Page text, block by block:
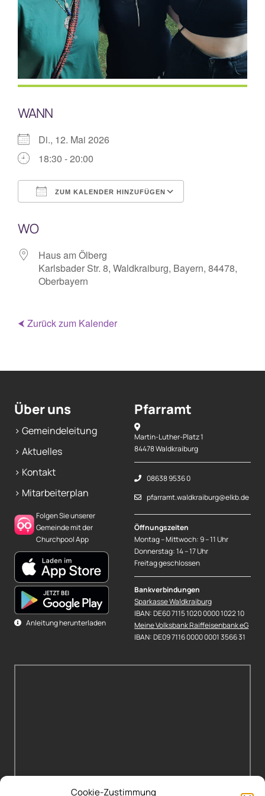
Cookie-Zustimmung
Mitarbeiterplan
Kontakt
WANN
Di., 12. Mai 2026
18:30 - 20:00
ZUM KALENDER HINZUFÜGEN
WO
Haus am Ölberg
Karlsbader Str. 8, Waldkraiburg, Bayern, 84478,
Oberbayern
⮜ Zurück zum Kalender
Über uns
> Gemeindeleitung
> Aktuelles
> Kontakt
> Mitarbeiterplan
Folgen Sie unserer
Gemeinde mit der
Churchpool App
Anleitung herunterladen
Pfarramt
Martin-Luther-Platz 1
84478 Waldkraiburg
08638 9536 0
pfarramt.waldkraiburg@elkb.de
Öffnungszeiten
Montag – Mittwoch: 9 – 11 Uhr
Donnerstag: 14 – 17 Uhr
Freitag geschlossen
Bankverbindungen
Sparkasse Waldkraiburg
IBAN: DE60 7115 1020 0000 1022 10
Meine Volksbank Raiffeisenbank eG
IBAN: DE09 7116 0000 0001 3566 31